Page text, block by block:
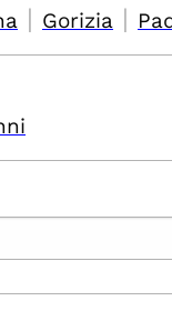
| Gorizia |